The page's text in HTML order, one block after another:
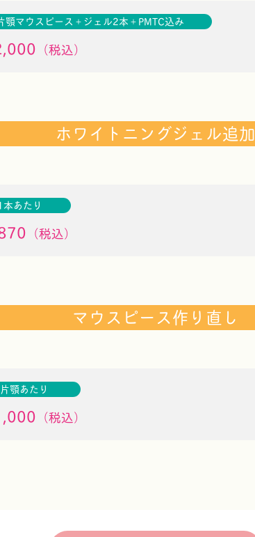
顎マウスピース＋ジェル2本＋PMTC込み
（税込）
ホワイトニングジェル追加
あたり
（税込）
マウスピース作り直し
片顎あたり
（税込）